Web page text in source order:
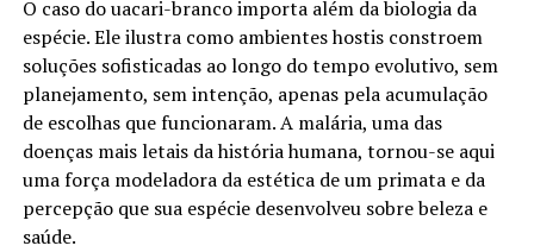
O caso do uacari-branco importa além da biologia da
espécie. Ele ilustra como ambientes hostis constroem
soluções sofisticadas ao longo do tempo evolutivo, sem
planejamento, sem intenção, apenas pela acumulação
de escolhas que funcionaram. A malária, uma das
doenças mais letais da história humana, tornou-se aqui
uma força modeladora da estética de um primata e da
percepção que sua espécie desenvolveu sobre beleza e
saúde.